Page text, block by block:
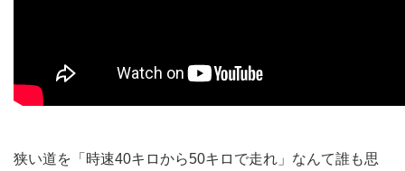
狭い道を「時速40キロから50キロで走れ」なんて誰も思